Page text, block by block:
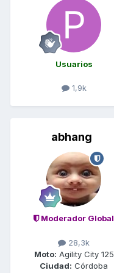
Usuarios
1,9k
abhang
Moderador Global
28,3k
Moto: Agility City 125
Ciudad: Córdoba